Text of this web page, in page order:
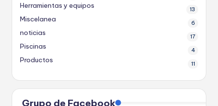
Herramientas y equipos 13
Miscelanea 6
noticias 17
Piscinas 4
Productos 11
Grupo de Facebook